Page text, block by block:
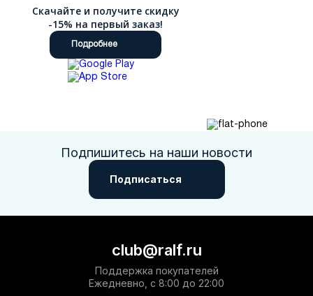
Скачайте и получите скидку
-15% на первый заказ!
Подробнее
Подпишитесь на наши новости
Подписаться
club@ralf.ru
Поддержка покупателей
Ежедневно, с 8:00 до 22:00